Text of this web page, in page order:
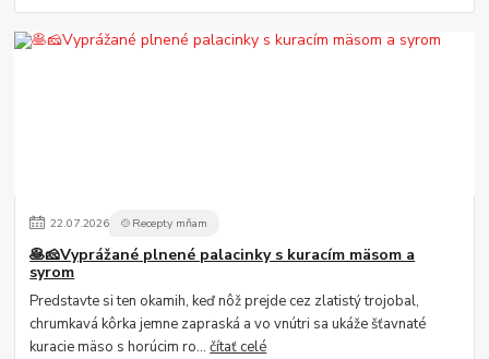
22.07.2026 🍲Recepty mňam
🥞🧀Vyprážané plnené palacinky s kuracím mäsom a
syrom
Predstavte si ten okamih, keď nôž prejde cez zlatistý trojobal,
chrumkavá kôrka jemne zapraská a vo vnútri sa ukáže šťavnaté
kuracie mäso s horúcim ro...čítať celé